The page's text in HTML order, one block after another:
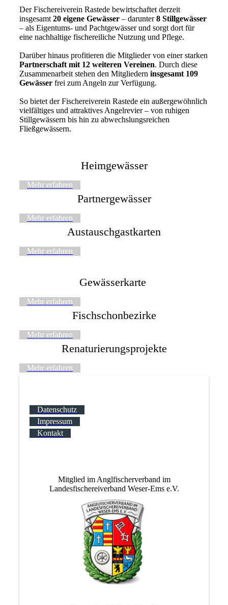
Der Fischereiverein Rastede bewirtschaftet derzeit
insgesamt 20 eigene Gewässer– darunter8 Stillgewässer
– als Eigentums- und Pachtgewässer und sorgt dort für
eine nachhaltige fischereiliche Nutzung und Pflege.
Darüber hinaus profitieren die Mitglieder von einer starken
Partnerschaft mit 12 weiteren Vereinen. Durch diese
Zusammenarbeit stehen den Mitgliedern insgesamt 109
Gewässerfrei zum Angeln zur Verfügung.
So bietet der Fischereiverein Rastede ein außergewöhnlich
vielfältiges und attraktives Angelrevier – von ruhigen
Stillgewässern bis hin zu abwechslungsreichen
Fließgewässern.
Heimgewässer
Mehr erfahren
Partnergewässer
Mehr erfahren
Austauschgastkarten
Mehr erfahren
Gewässerkarte
Mehr erfahren
Fischschonbezirke
Mehr erfahren
Renaturierungsprojekte
Mehr erfahren
Datenschutz
Impressum
Kontakt
Mitglied im Anglfischerverband im
Landesfischereiverband Weser-Ems e.V.